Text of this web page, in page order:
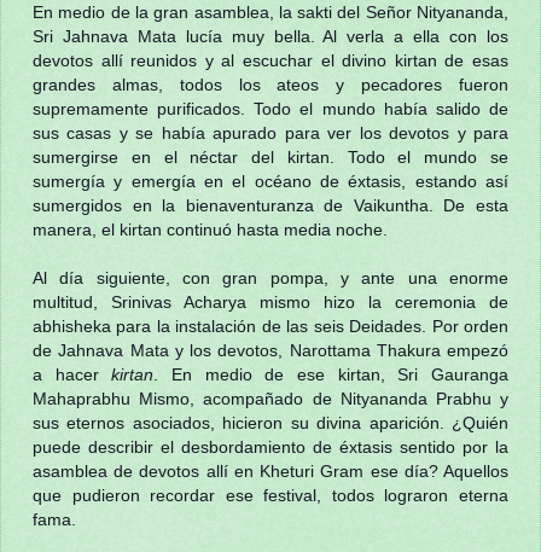
En medio de la gran asamblea, la sakti del Señor Nityananda,
Sri Jahnava Mata lucía muy bella. Al verla a ella con los
devotos allí reunidos y al escuchar el divino kirtan de esas
grandes almas, todos los ateos y pecadores fueron
supremamente purificados. Todo el mundo había salido de
sus casas y se había apurado para ver los devotos y para
sumergirse en el néctar del kirtan. Todo el mundo se
sumergía y emergía en el océano de éxtasis, estando así
sumergidos en la bienaventuranza de Vaikuntha. De esta
manera, el kirtan continuó hasta media noche.
Al día siguiente, con gran pompa, y ante una enorme
multitud, Srinivas Acharya mismo hizo la ceremonia de
abhisheka para la instalación de las seis Deidades. Por orden
de Jahnava Mata y los devotos, Narottama Thakura empezó
a hacerkirtan . En medio de ese kirtan, Sri Gauranga
Mahaprabhu Mismo, acompañado de Nityananda Prabhu y
sus eternos asociados, hicieron su divina aparición. ¿Quién
puede describir el desbordamiento de éxtasis sentido por la
asamblea de devotos allí en Kheturi Gram ese día? Aquellos
que pudieron recordar ese festival, todos lograron eterna
fama.